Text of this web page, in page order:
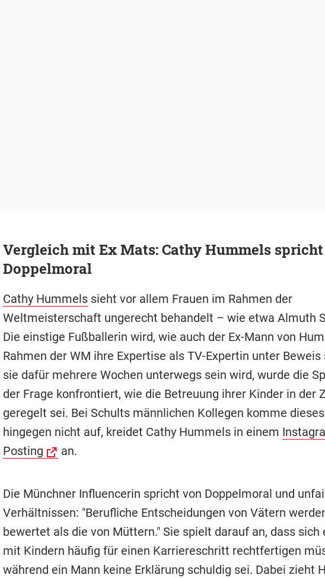
Vergleich mit Ex Mats: Cathy Hummels
Doppelmoral
Cathy Hummelssieht vor allem Frauen im Rahmen der
Weltmeisterschaft ungerecht behandelt – wie etwa Almuth
Die einstige Fußballerin wird, wie auch der Ex-Mann von
Rahmen der WM ihre Expertise als TV-Expertin unter Beweis
sie dafür mehrere Wochen unterwegs sein wird, wurde die
der Frage konfrontiert, wie die Betreuung ihrer Kinder in der
geregelt sei. Bei Schults männlichen Kollegen komme
hingegen nicht auf, kreidet Cathy Hummels in einem
Posting
an.
Die Münchner Influencerin spricht von Doppelmoral und
Verhältnissen: "Berufliche Entscheidungen von Vätern
bewertet als die von Müttern." Sie spielt darauf an, dass sich
mit Kindern häufig für einen Karriereschritt rechtfertigen
während ein Mann keine Erklärung schuldig sei. Dabei zieht